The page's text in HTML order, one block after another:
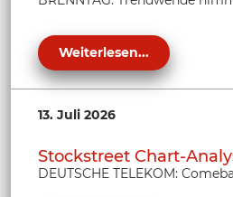
Weiterlesen...
13. Juli 2026
Stockstreet Chart-
DEUTSCHE TELEKOM: